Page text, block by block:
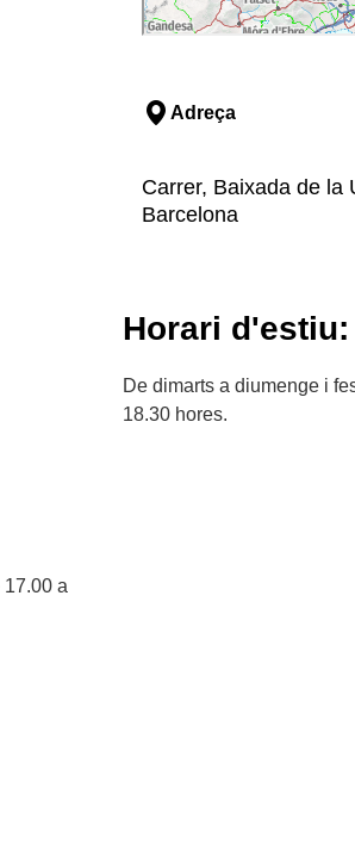
Adreça
Carrer, Baixada de la
Barcelona
Horari d'estiu:
De dimarts a diumenge i
18.30 hores.
a